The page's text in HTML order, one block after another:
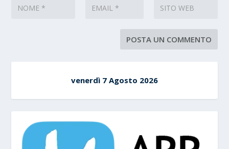
venerdì 7 Agosto 2026